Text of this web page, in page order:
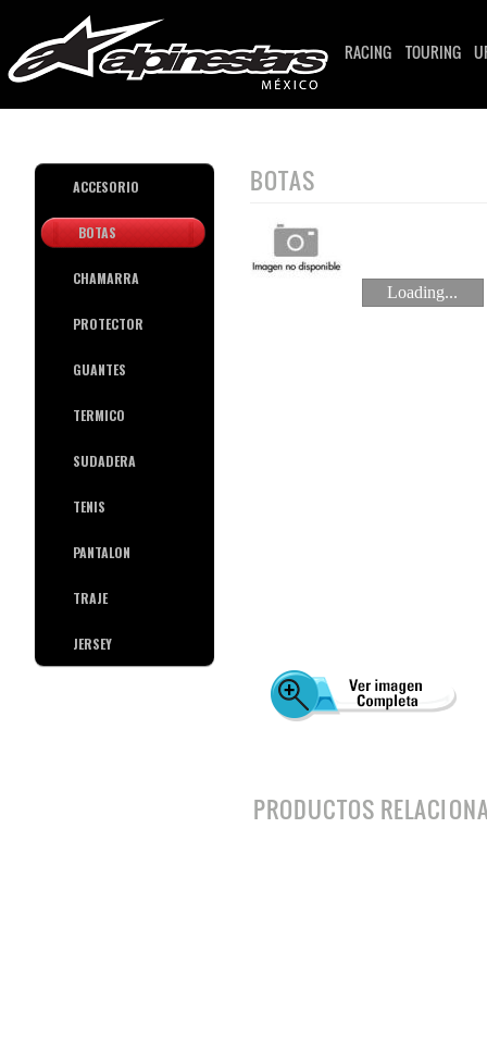
RACING TOURING
ACCESORIO
BOTAS
CHAMARRA
PROTECTOR
GUANTES
TERMICO
SUDADERA
TENIS
PANTALON
TRAJE
JERSEY
BOTAS
Loading...
PRODUCTOS